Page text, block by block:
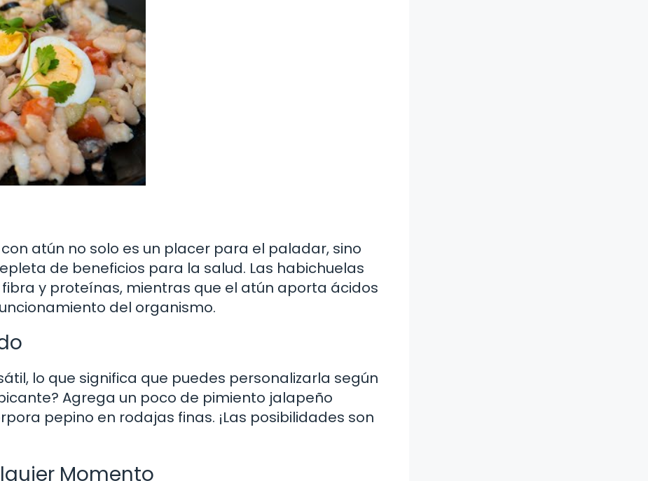
atún no solo es un placer para el paladar, sino
de beneficios para la salud. Las habichuelas
y proteínas, mientras que el atún aporta ácidos
del organismo.
lo que significa que puedes personalizarla según
Agrega un poco de pimiento jalapeño
pepino en rodajas finas. ¡Las posibilidades son
Momento